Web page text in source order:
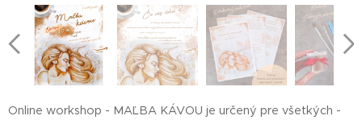
Online workshop - MAĽBA KÁVOU je určený pre všetkých -